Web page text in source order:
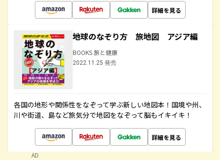
詳細を見る
地球のなぞり方 旅地図 アジア編
BOOKS 旅と健康
2022.11.25 発売
各国の地形や関係性をなぞって学ぶ新しい地図本！国境や州、
川や街道、島など旅気分で地図をなぞって脳もイキイキ！
詳細を見る
AD